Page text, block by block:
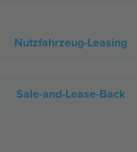
Nutzfahrzeug-Leasing
Sale-and-Lease-Back